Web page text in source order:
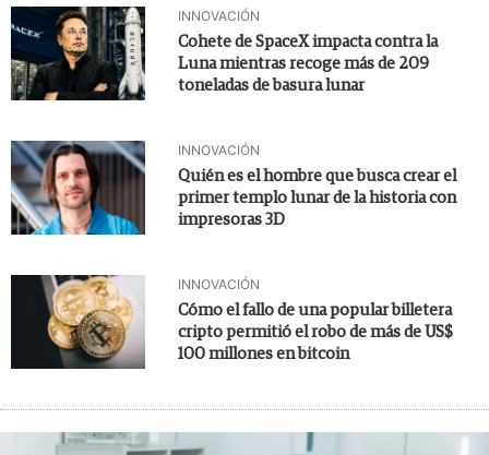
INNOVACIÓN
Cohete de SpaceX impacta contra la
Luna mientras recoge más de 209
toneladas de basura lunar
INNOVACIÓN
Quién es el hombre que busca crear el
primer templo lunar de la historia con
impresoras 3D
INNOVACIÓN
Cómo el fallo de una popular billetera
cripto permitió el robo de más de US$
100 millones en bitcoin